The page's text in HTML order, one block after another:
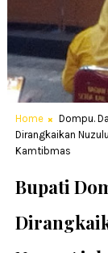
Home Dompu.
Dirangkaikan
Kamtibmas
Bupati